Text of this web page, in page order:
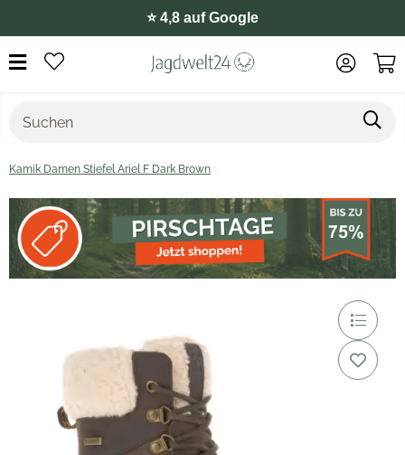
⭐️ 4,8 auf Google
Kamik Damen Stiefel Ariel F Dark Brown